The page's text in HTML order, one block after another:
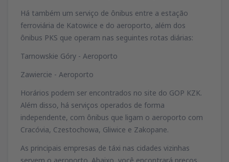
Há também um serviço de ônibus entre a estação
ferroviária de Katowice e do aeroporto, além dos
ônibus PKS que operam nas seguintes rotas diárias:
Tarnowskie Góry - Aeroporto
Zawiercie - Aeroporto
Horários podem ser encontrados no site do GOP KZK.
Além disso, há serviços operados de forma
independente, com ônibus que ligam o aeroporto com
Cracóvia, Czestochowa, Gliwice e Zakopane.
As principais empresas de táxi nas cidades vizinhas
servem o aeroporto. Abaixo, você encontrará preços